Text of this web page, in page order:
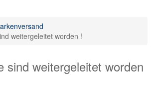
weitergeleitet worden !
sind weitergeleitet worden